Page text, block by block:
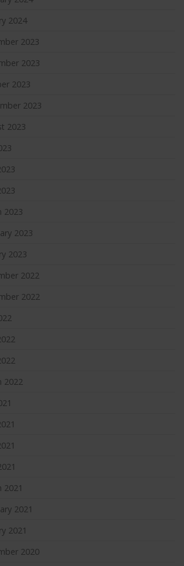
2024
2023
2023
2023
2023
2023
2023
2023
2023
2022
2022
2022
2021
2021
2021
2020